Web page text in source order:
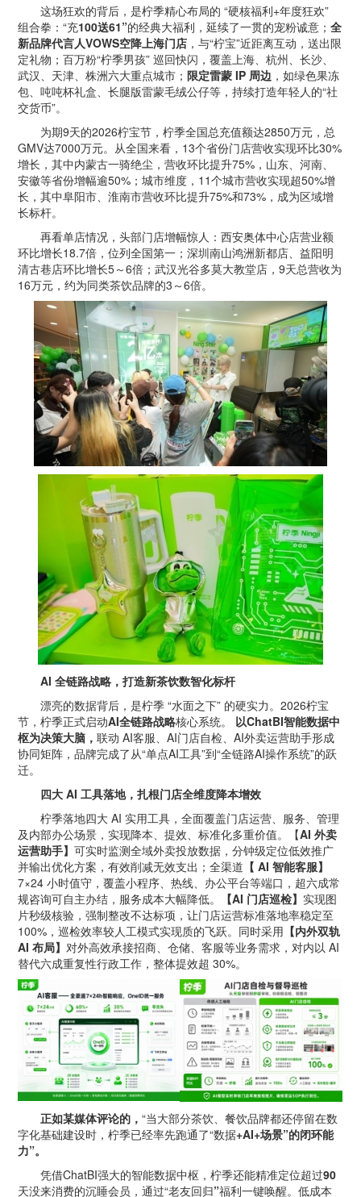
这场狂欢的背后，是柠季精心布局的 “硬核福利+年度狂欢”
组合拳：“充100送61”的经典大福利，延续了一贯的宠粉诚意；全
新品牌代言人VOWS空降上海门店 ，与“柠宝”近距离互动，送出限
定礼物；百万粉“柠季男孩” 巡回快闪，覆盖上海、杭州、长沙、
武汉、天津、株洲六大重点城市；限定雷蒙IP 周边 ，如绿色果冻
包、吨吨杯礼盒、长腿版雷蒙毛绒公仔等，持续打造年轻人的“社
交货币”。
为期9天的2026柠宝节，柠季全国总充值额达2850万元，总
GMV达7000万元。从全国来看，13个省份门店营收实现环比30%
增长，其中内蒙古一骑绝尘，营收环比提升75%，山东、河南、
安徽等省份增幅逾50%；城市维度，11个城市营收实现超50%增
长，其中阜阳市、淮南市营收环比提升75%和73%，成为区域增
长标杆。
再看单店情况，头部门店增幅惊人：西安奥体中心店营业额
环比增长18.7倍，位列全国第一；深圳南山鸿洲新都店、益阳明
清古巷店环比增长5～6倍；武汉光谷多莫大教堂店，9天总营收为
16万元，约为同类茶饮品牌的3～6倍。
AI全链路战略，打造新茶饮数智化标杆
漂亮的数据背后，是柠季 “水面之下” 的硬实力。2026柠宝
节，柠季正式启动AI全链路战略核心系统。 以ChatBI智能数据中
枢为决策大脑，联动 AI客服、AI门店自检、AI外卖运营助手形成
协同矩阵，品牌完成了从“单点AI工具”到“全链路AI操作系统”的跃
迁。
四大AI工具落地，扎根门店全维度降本增效
柠季落地四大 AI 实用工具，全面覆盖门店运营、服务、管理
及内部办公场景，实现降本、提效、标准化多重价值。【AI外卖
运营助手】可实时监测全域外卖投放数据，分钟级定位低效推广
并输出优化方案，有效削减无效支出；全渠道 【AI智能客服】
7×24 小时值守，覆盖小程序、热线、办公平台等端口，超六成常
规咨询可自主办结，服务成本大幅降低。
【AI 门店巡检】 实现图
片秒级核验，强制整改不达标项，让门店运营标准落地率稳定至
100%，巡检效率较人工模式实现质的飞跃。同时采用 【内外双轨
AI布局】对外高效承接招商、仓储、客服等业务需求，对内以 AI
替代六成重复性行政工作，整体提效超 30%。
正如某媒体评论的，“当大部分茶饮、餐饮品牌都还停留在数
字化基础建设时，柠季已经率先跑通了“数据+AI+场景”的闭环能
力”。
凭借ChatBI强大的智能数据中枢，柠季还能精准定位超过90
天没来消费的沉睡会员，通过“老友回归”福利一键唤醒。低成本